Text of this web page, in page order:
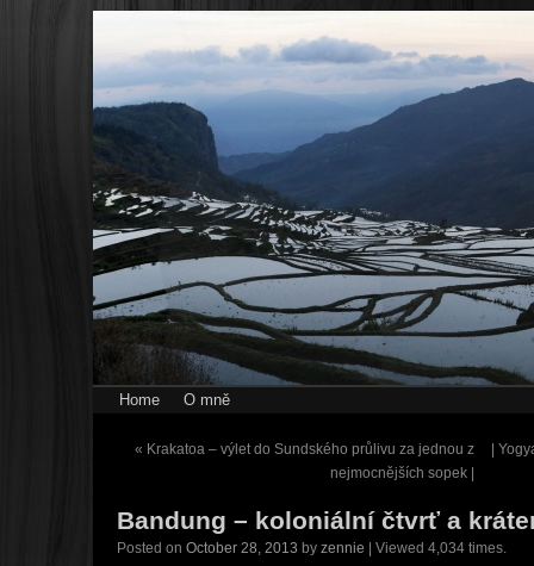
Home O mně
« Krakatoa – výlet do Sundského průlivu za jednou z
nejmocnějších sopek |
|
Bandung – koloniální čtvrť a
Posted on October 28, 2013 by zennie | Viewed 4,034 times.